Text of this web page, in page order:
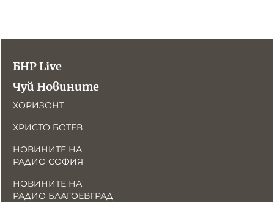
БНР Live
Чуй Новините
ХОРИЗОНТ
ХРИСТО БОТЕВ
НОВИНИТЕ НА
РАДИО СОФИЯ
НОВИНИТЕ НА
РАДИО БЛАГОЕВГРАД